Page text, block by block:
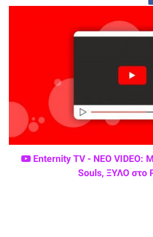
Enternity TV - ΝΕΟ VIDEO:
Souls, ΞΥΛΟ στο